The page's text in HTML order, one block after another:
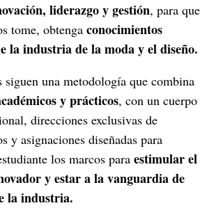
liderazgo y gestión, para que
tome, obtenga conocimientos
la industria de la moda y el diseño.
siguen una metodología que combina
y prácticos, con un cuerpo
direcciones exclusivas de
y asignaciones diseñadas para
los marcos para estimular el
y estar a la vanguardia de
la industria.